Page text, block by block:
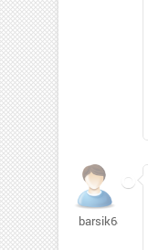
barsik6868